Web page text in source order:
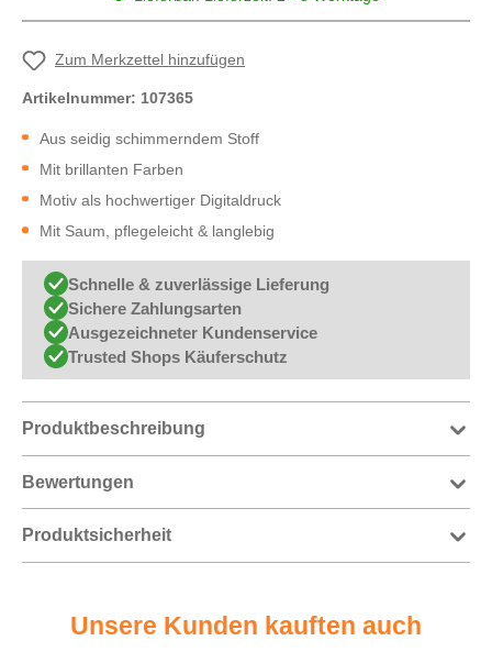
Zum Merkzettel hinzufügen
Artikelnummer: 107365
Aus seidig schimmerndem Stoff
Mit brillanten Farben
Motiv als hochwertiger Digitaldruck
Mit Saum, pflegeleicht & langlebig
Schnelle & zuverlässige Lieferung
Sichere Zahlungsarten
Ausgezeichneter Kundenservice
Trusted Shops Käuferschutz
Produktbeschreibung
Bewertungen
Produktsicherheit
Unsere Kunden kauften auch